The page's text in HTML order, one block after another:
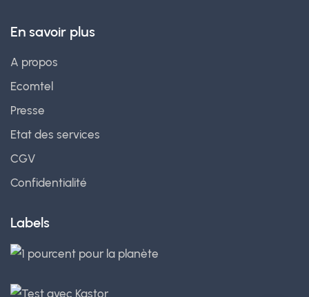
En savoir plus
A propos
Ecomtel
Presse
Etat des services
CGV
Confidentialité
Labels